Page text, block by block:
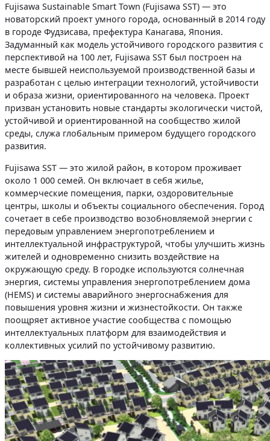
Fujisawa Sustainable Smart Town (Fujisawa SST) — это
новаторский проект умного города, основанный в 2014 году
в городе Фудзисава, префектура Канагава, Япония.
Задуманный как модель устойчивого городского развития с
перспективой на 100 лет, Fujisawa SST был построен на
месте бывшей неиспользуемой производственной базы и
разработан с целью интеграции технологий, устойчивости
и образа жизни, ориентированного на человека. Проект
призван установить новые стандарты экологически чистой,
устойчивой и ориентированной на сообщество жилой
среды, служа глобальным примером будущего городского
развития.
Fujisawa SST — это жилой район, в котором проживает
около 1 000 семей. Он включает в себя жилье,
коммерческие помещения, парки, оздоровительные
центры, школы и объекты социального обеспечения. Город
сочетает в себе производство возобновляемой энергии с
передовым управлением энергопотреблением и
интеллектуальной инфраструктурой, чтобы улучшить жизнь
жителей и одновременно снизить воздействие на
окружающую среду. В городке используются солнечная
энергия, системы управления энергопотреблением дома
(HEMS) и системы аварийного энергоснабжения для
повышения уровня жизни и жизнестойкости. Он также
поощряет активное участие сообщества с помощью
интеллектуальных платформ для взаимодействия и
коллективных усилий по устойчивому развитию.